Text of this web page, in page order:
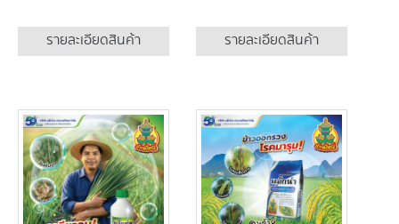
รายละเอียดสินค้า รายละเอียดสินค้า